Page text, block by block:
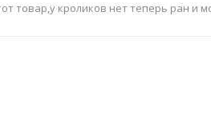
товар,у кроликов нет теперь ран и